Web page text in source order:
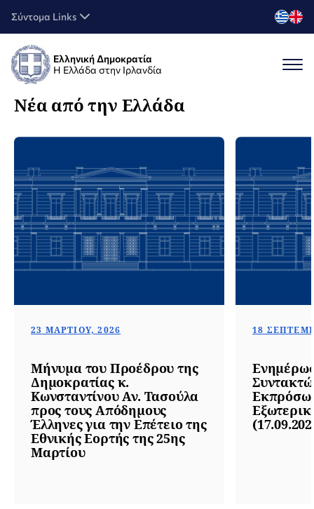
Σύντομα Links
Ελληνική Δημοκρατία
Η Ελλάδα στην Ιρλανδία
Νέα από την Ελλάδα
23 ΜΑΡΤΊΟΥ, 2026
Μήνυμα του Προέδρου της
Δημοκρατίας κ.
Κωνσταντίνου Αν. Τασούλα
προς τους Απόδημους
Έλληνες για την Επέτειο της
Εθνικής Εορτής της 25ης
Μαρτίου
18